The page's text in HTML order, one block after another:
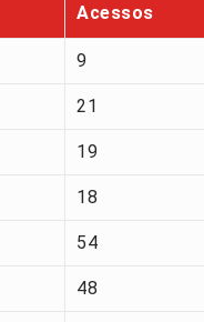
Acessos
9
21
19
18
54
48